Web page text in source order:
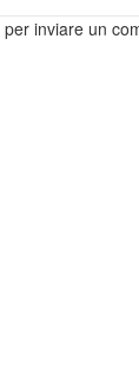
per inviare un